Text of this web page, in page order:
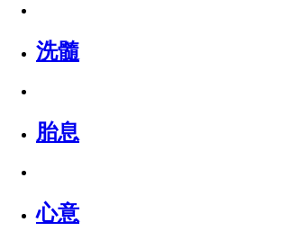
洗髓
胎息
心意